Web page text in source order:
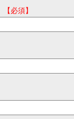
【必須】